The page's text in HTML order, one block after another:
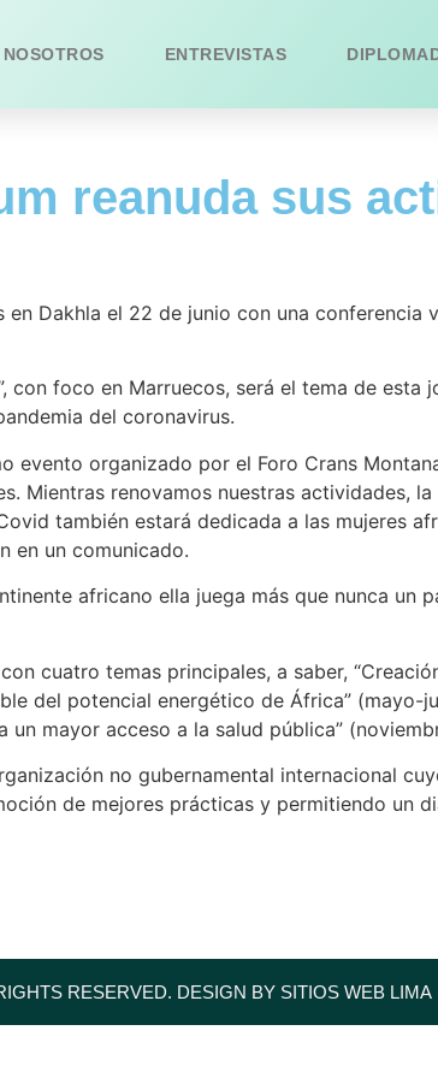
NOSOTROS ENTREVISTAS
reanuda sus
en Dakhla el 22 de junio con una
con foco en Marruecos, será el tema de esta
del coronavirus.
evento organizado por el Foro Crans
Mientras renovamos nuestras actividades,
también estará dedicada a las mujeres
en un comunicado.
africano ella juega más que nunca un
cuatro temas principales, a saber,
del potencial energético de África” (mayo-
un mayor acceso a la salud pública”
no gubernamental internacional
de mejores prácticas y permitiendo un
RESERVED. DESIGN BY SITIOS WEB LIMA